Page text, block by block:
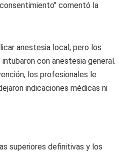
comentó la
anestesia local, pero los
con anestesia general.
los profesionales le
indicaciones médicas ni
superiores definitivas y los